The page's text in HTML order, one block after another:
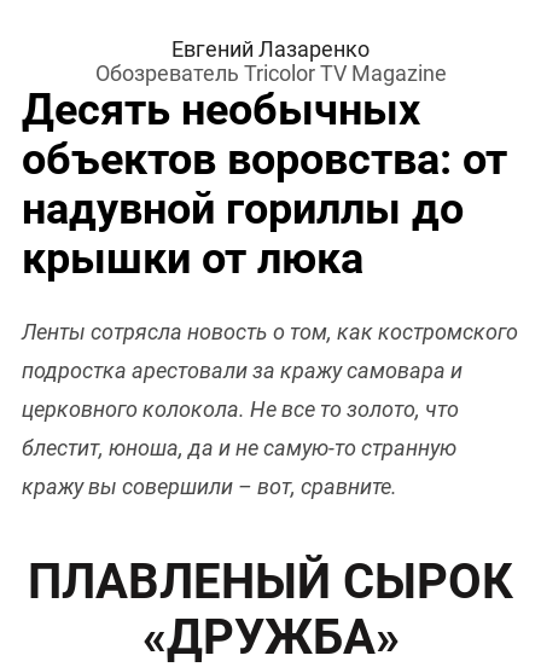
Евгений Лазаренко
Обозреватель Tricolor TV Magazine
Десять необычных
объектов воровства: от
надувной гориллы до
крышки от люка
Ленты сотрясла новость о том, как костромского
подростка арестовали за кражу самовара и
церковного колокола. Не все то золото, что
блестит, юноша, да и не самую-то странную
кражу вы совершили – вот, сравните.
ПЛАВЛЕНЫЙ СЫРОК
«ДРУЖБА»